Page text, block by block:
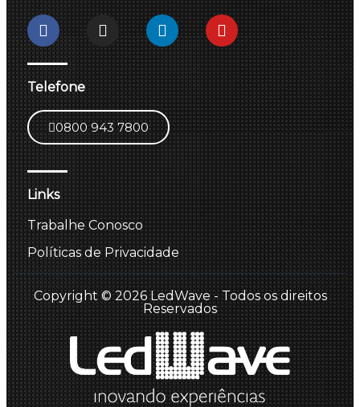
Telefone
0800 943 7800
Links
Trabalhe Conosco
Políticas de Privacidade
Copyright © 2026 LedWave - Todos os direitos
Reservados